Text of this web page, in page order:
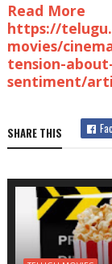
Read More
https://
movies/
tension-
sentiment/
SHARE THIS